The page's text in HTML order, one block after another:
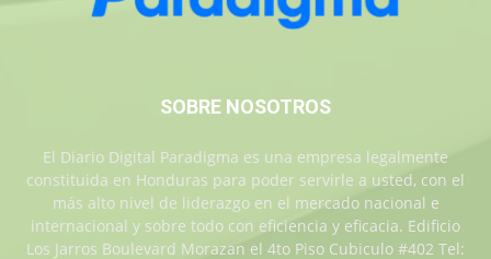
SOBRE NOSOTROS
El Diario Digital Paradigma es una empresa legalmente
constituida en Honduras para poder servirle a usted, con el
más alto nivel de liderazgo en el mercado nacional e
internacional y sobre todo con eficiencia y eficacia. Edificio
Los Jarros Boulevard Morazan el 4to Piso Cubiculo #402 Tel: